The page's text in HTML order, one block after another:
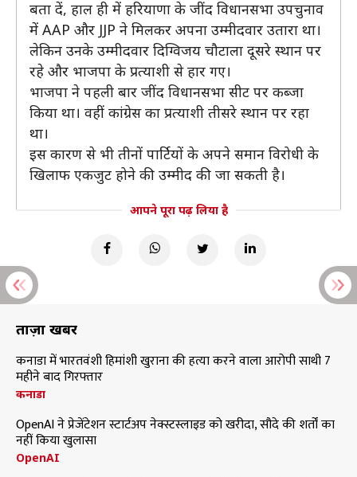
बता दें, हाल ही में हरियाणा के जींद विधानसभा उपचुनाव
में AAP और JJP ने मिलकर अपना उम्मीदवार उतारा था।
लेकिन उनके उम्मीदवार दिग्विजय चौटाला दूसरे स्थान पर
रहे और भाजपा के प्रत्याशी से हार गए।
भाजपा ने पहली बार जींद विधानसभा सीट पर कब्जा
किया था। वहीं कांग्रेस का प्रत्याशी तीसरे स्थान पर रहा
था।
इस कारण से भी तीनों पार्टियों के अपने समान विरोधी के
खिलाफ एकजुट होने की उम्मीद की जा सकती है।
आपने पूरा पढ़ लिया है
ताज़ा खबरें
कनाडा में भारतवंशी हिमांशी खुराना की हत्या करने वाला आरोपी साथी 7
महीने बाद गिरफ्तार
कनाडा
OpenAI ने प्रेजेंटेशन स्टार्टअप नेक्स्टस्लाइड को खरीदा, सौदे की शर्तों का
नहीं किया खुलासा
OpenAI